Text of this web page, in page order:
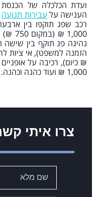
ועדת הכלכלה של
הענישה על עבירות תנועה
רכב שפג תוקפו בין
₪ כיום), רכיבה על
1,000 ₪ ועוד כהנה וכהנה.
צרו איתי